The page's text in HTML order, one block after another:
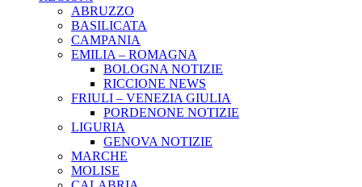
ABRUZZO
BASILICATA
CAMPANIA
EMILIA – ROMAGNA
BOLOGNA NOTIZIE
RICCIONE NEWS
FRIULI – VENEZIA GIULIA
PORDENONE NOTIZIE
LIGURIA
GENOVA NOTIZIE
MARCHE
MOLISE